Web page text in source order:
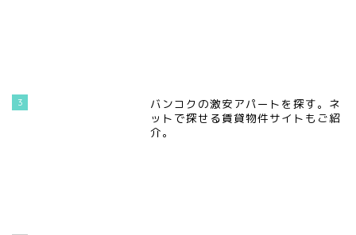
3
バンコクの激安アパートを探す。ネ
ットで探せる賃貸物件サイトもご紹
介。